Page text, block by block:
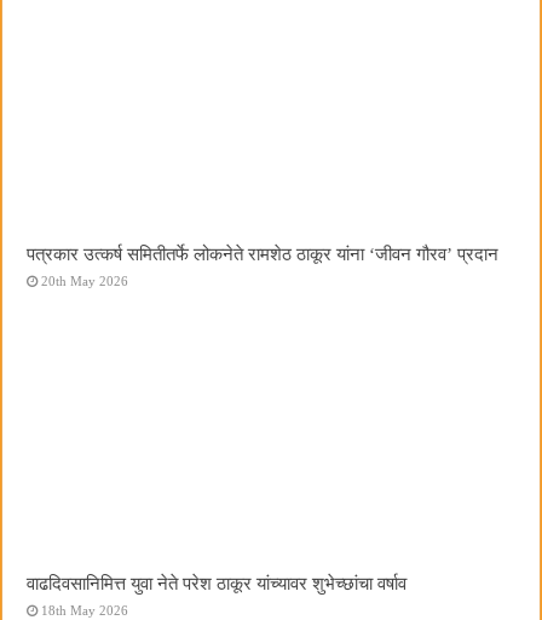
पत्रकार उत्कर्ष समितीतर्फे लोकनेते रामशेठ ठाकूर यांना ‌‘जीवन गौरव‌’ प्रदान
20th May 2026
वाढदिवसानिमित्त युवा नेते परेश ठाकूर यांच्यावर शुभेच्छांचा वर्षाव
18th May 2026